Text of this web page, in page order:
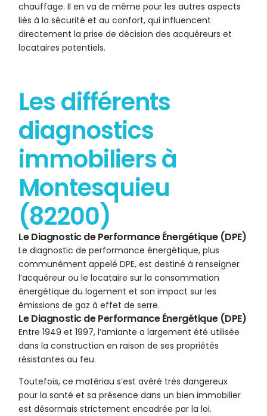
chauffage. Il en va de même pour les autres aspects
liés à la sécurité et au confort, qui influencent
directement la prise de décision des acquéreurs et
locataires potentiels.
Les différents
diagnostics
immobiliers à
Montesquieu
(82200)
Le Diagnostic de Performance Énergétique (DPE)
Le diagnostic de performance énergétique, plus
communément appelé DPE, est destiné à renseigner
l’acquéreur ou le locataire sur la consommation
énergétique du logement et son impact sur les
émissions de gaz à effet de serre.
Le Diagnostic de Performance Énergétique (DPE)
Entre 1949 et 1997, l’amiante a largement été utilisée
dans la construction en raison de ses propriétés
résistantes au feu.
Toutefois, ce matériau s’est avéré très dangereux
pour la santé et sa présence dans un bien immobilier
est désormais strictement encadrée par la loi.